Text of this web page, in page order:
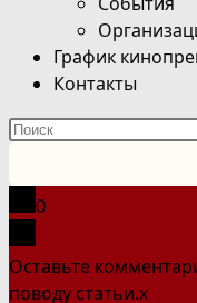
График
Контакты
Поиск
сайте
0
Оставьте
поводу статьи.x